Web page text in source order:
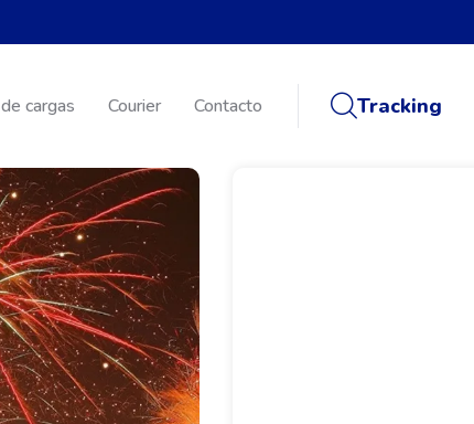
cargas Courier Contacto Tracking